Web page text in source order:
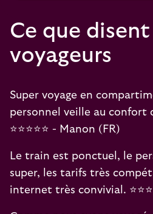
Ce que
voyageurs
Super voyage en
personnel veille au confort
⭐️⭐️⭐️⭐️⭐️ - Manon (FR)
Le train est ponctuel, le
super, les tarifs très
internet très convivial.